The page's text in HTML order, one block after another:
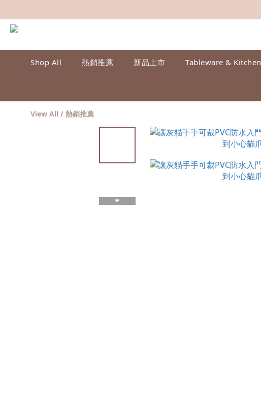
Shop All 熱銷推薦 新品上市 Tableware & Kitchen
View All / 熱銷推薦